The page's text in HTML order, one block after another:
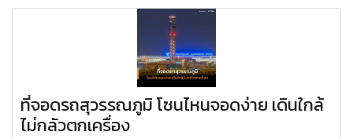
ที่จอดรถสุวรรณภูมิ โซนไหนจอดง่าย เดินใกล้
ไม่กลัวตกเครื่อง